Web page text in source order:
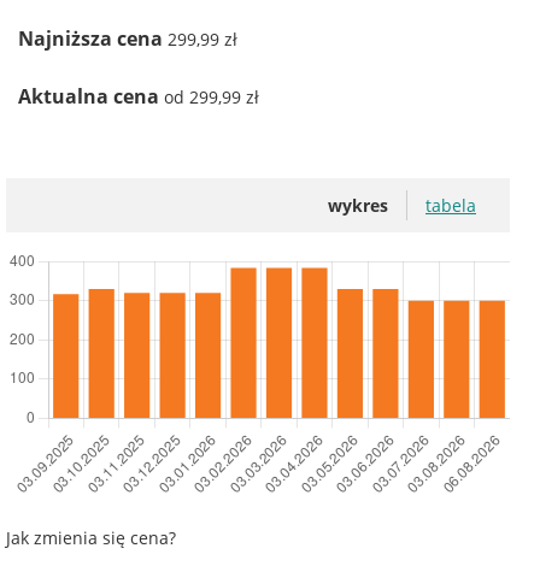
Najniższa cena 299,99 zł
Aktualna cena od 299,99 zł
wykres tabela
Jak zmienia się cena?